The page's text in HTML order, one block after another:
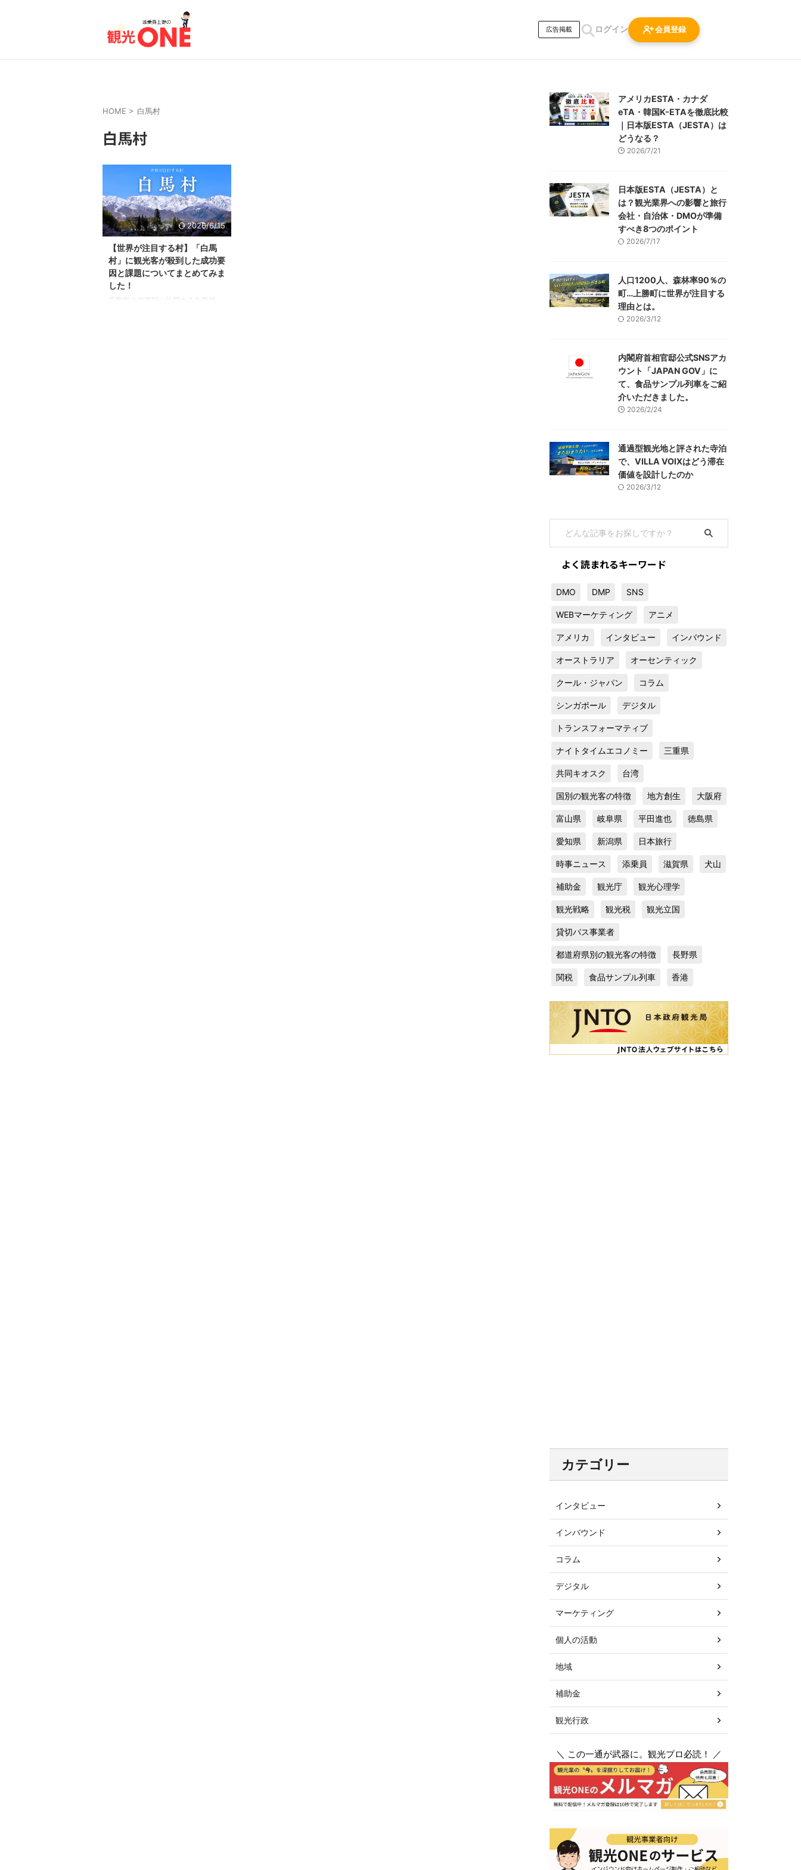
広告掲載 ログイン 会員登録
HOME > 白馬村
白馬村
2026/6/15
【世界が注目する村】「白馬
村」に観光客が殺到した成功要
因と課題についてまとめてみま
した！
長野県の北西部に位置する白馬村。
アメリカESTA・カナダ
eTA・韓国K-ETAを徹底比較
｜日本版ESTA（JESTA）は
どうなる？
2026/7/21
日本版ESTA（JESTA）と
は？観光業界への影響と旅行
会社・自治体・DMOが準備
すべき8つのポイント
2026/7/17
人口1200人、森林率90％の
町…上勝町に世界が注目する
理由とは。
2026/3/12
内閣府首相官邸公式SNSアカ
ウント「JAPAN GOV」に
て、食品サンプル列車をご紹
介いただきました。
2026/2/24
通過型観光地と評された寺泊
で、VILLA VOIXはどう滞在
価値を設計したのか
2026/3/12
よく読まれるキーワード
DMO DMP SNS
WEBマーケティング アニメ
アメリカ インタビュー インバウンド
オーストラリア オーセンティック
クール・ジャパン コラム
シンガポール デジタル
トランスフォーマティブ
ナイトタイムエコノミー 三重県
共同キオスク 台湾
国別の観光客の特徴 地方創生 大阪府
富山県 岐阜県 平田進也 徳島県
愛知県 新潟県 日本旅行
時事ニュース 添乗員 滋賀県 犬山
補助金 観光庁 観光心理学
観光戦略 観光税 観光立国
貸切バス事業者
都道府県別の観光客の特徴 長野県
関税 食品サンプル列車 香港
カテゴリー
インタビュー
インバウンド
コラム
デジタル
マーケティング
個人の活動
地域
補助金
観光行政
＼ この一通が武器に。観光プロ必読！ ／